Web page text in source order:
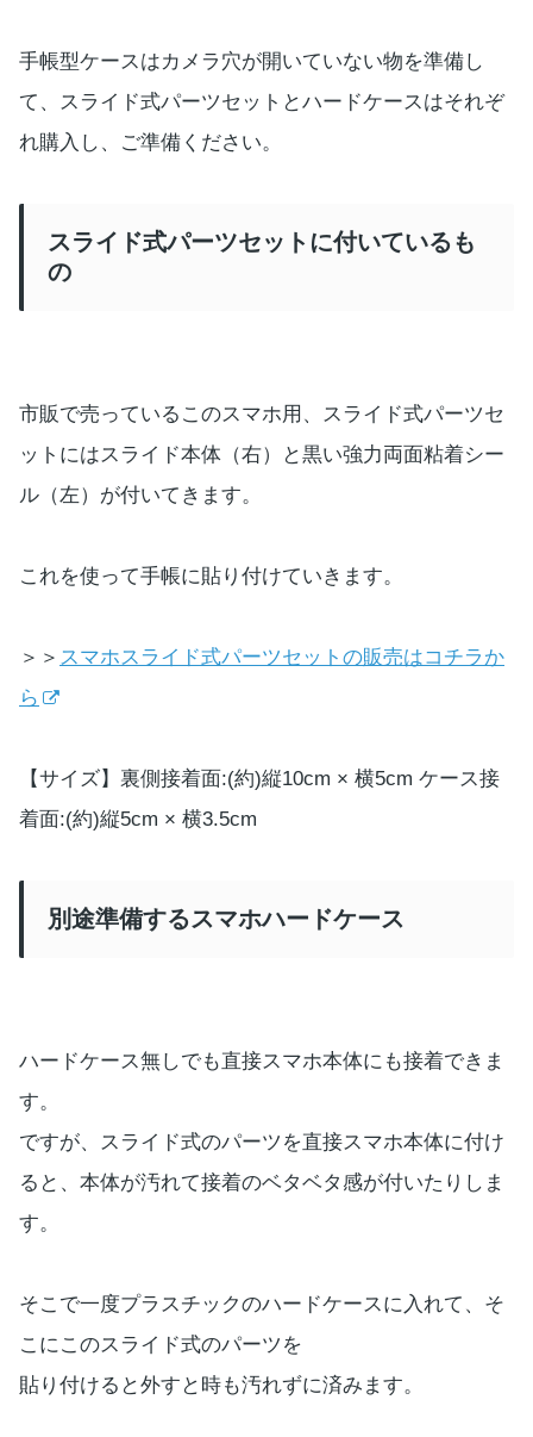
手帳型ケースはカメラ穴が開いていない物を準備し
て、スライド式パーツセットとハードケースはそれぞ
れ購入し、ご準備ください。
スライド式パーツセットに付いているも
の
市販で売っているこのスマホ用、スライド式パーツセ
ットにはスライド本体（右）と黒い強力両面粘着シー
ル（左）が付いてきます。
これを使って手帳に貼り付けていきます。
＞＞ スマホスライド式パーツセットの販売はコチラか
ら
【サイズ】裏側接着面:(約)縦10cm × 横5cm ケース接
着面:(約)縦5cm × 横3.5cm
別途準備するスマホハードケース
ハードケース無しでも直接スマホ本体にも接着できま
す。
ですが、スライド式のパーツを直接スマホ本体に付け
ると、本体が汚れて接着のベタベタ感が付いたりしま
す。
そこで一度プラスチックのハードケースに入れて、そ
こにこのスライド式のパーツを
貼り付けると外すと時も汚れずに済みます。